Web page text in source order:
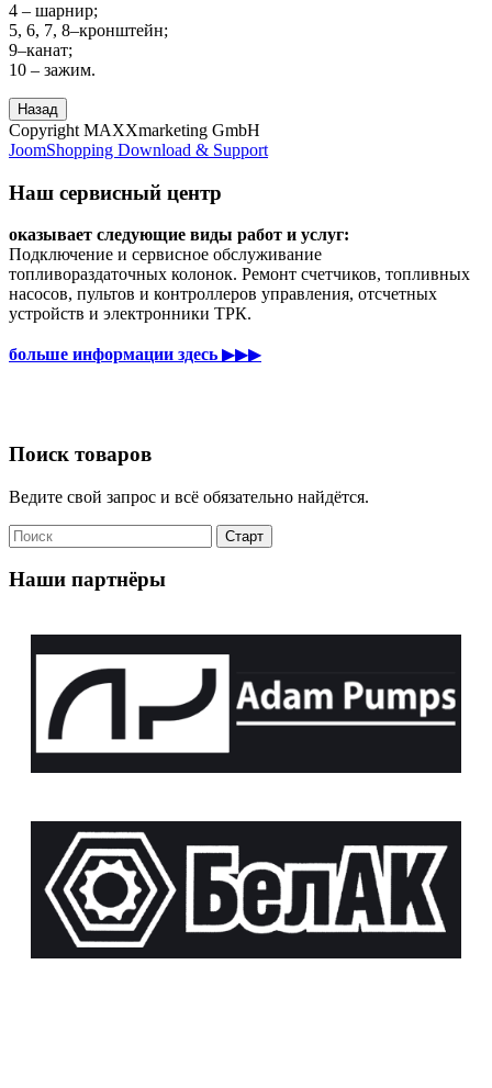
4 – шарнир;
5, 6, 7, 8–кронштейн;
9–канат;
10 – зажим.
Copyright MAXXmarketing GmbH
JoomShopping Download & Support
Наш сервисный центр
оказывает следующие виды работ и услуг:
Подключение и сервисное обслуживание
топливораздаточных колонок. Ремонт счетчиков, топливных
насосов, пультов и контроллеров управления, отсчетных
устройств и электронники ТРК.
больше информации здесь ▶▶▶
Поиск товаров
Ведите свой запрос и всё обязательно найдётся.
Наши партнёры